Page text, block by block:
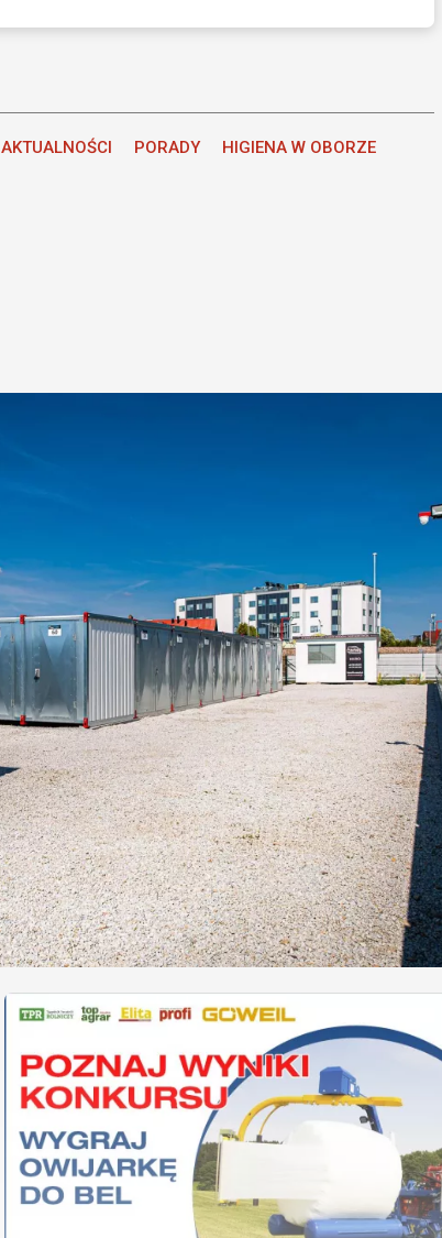
AKTUALNOŚCI PORADY
HIGIENA W OBORZE